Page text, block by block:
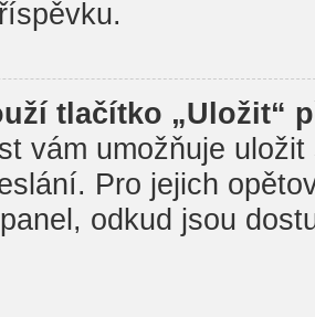
tlačítko „Uložit“
vám umožňuje
Pro jejich
odkud jsou